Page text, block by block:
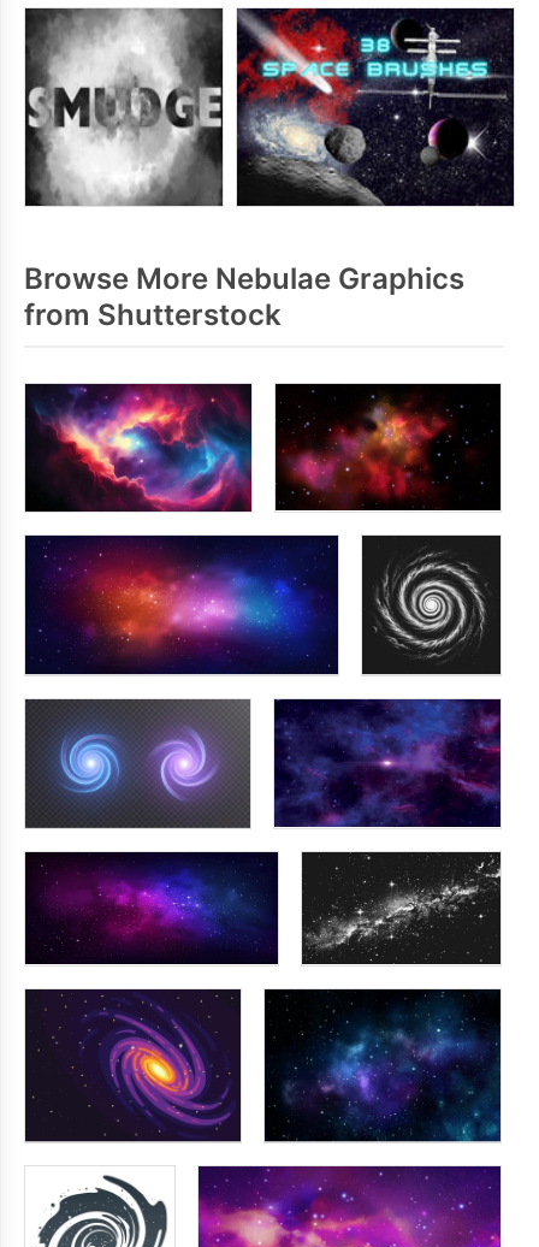
Browse More Nebulae Graphics
from Shutterstock